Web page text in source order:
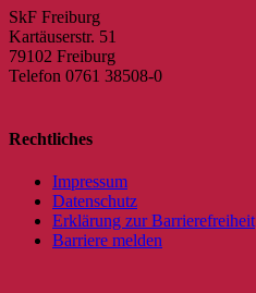
SkF Freiburg
Kartäuserstr. 51
79102 Freiburg
Telefon 0761 38508-0
Rechtliches
Impressum
Datenschutz
Erklärung zur Barrierefreiheit
Barriere melden